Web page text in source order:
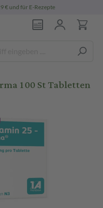
€ und für E-Rezepte
100 St Tabletten